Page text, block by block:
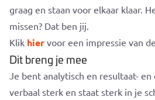
graag en staan voor elkaar klaar.
missen? Dat ben jij.
Klik hier voor een impressie van
Dit breng je mee
Je bent analytisch en resultaat- en
verbaal sterk en staat sterk in je